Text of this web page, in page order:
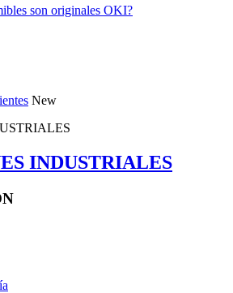
son originales OKI?
New
INDUSTRIALES